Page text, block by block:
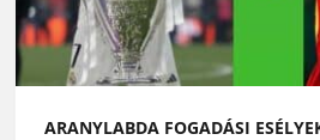
ARANYLABDA FOGADÁSI